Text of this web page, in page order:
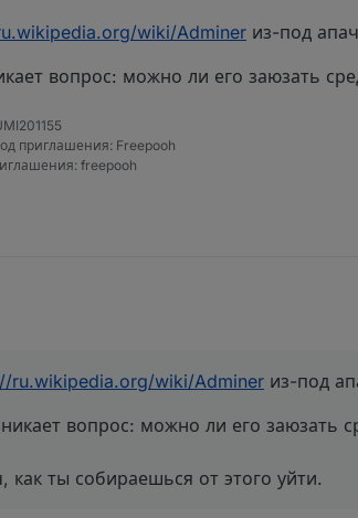
wiki/Adminer из-под
вопрос: можно ли его заюзать
приглашения: Freepooh
freepooh
ru.wikipedia.org/wiki/Adminer из-под
вопрос: можно ли его заюзать
ты собираешься от этого уйти.